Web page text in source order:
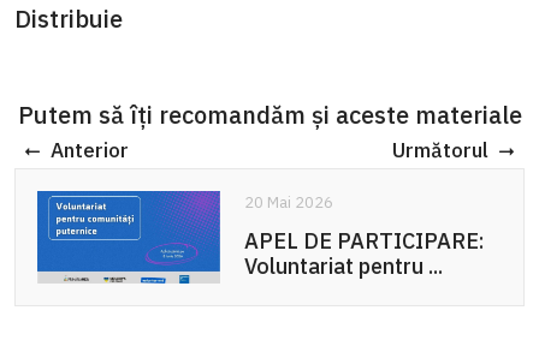
Distribuie
Putem să îți recomandăm și aceste materiale
Anterior Următorul
20 Mai 2026
APEL DE PARTICIPARE:
Voluntariat pentru ...